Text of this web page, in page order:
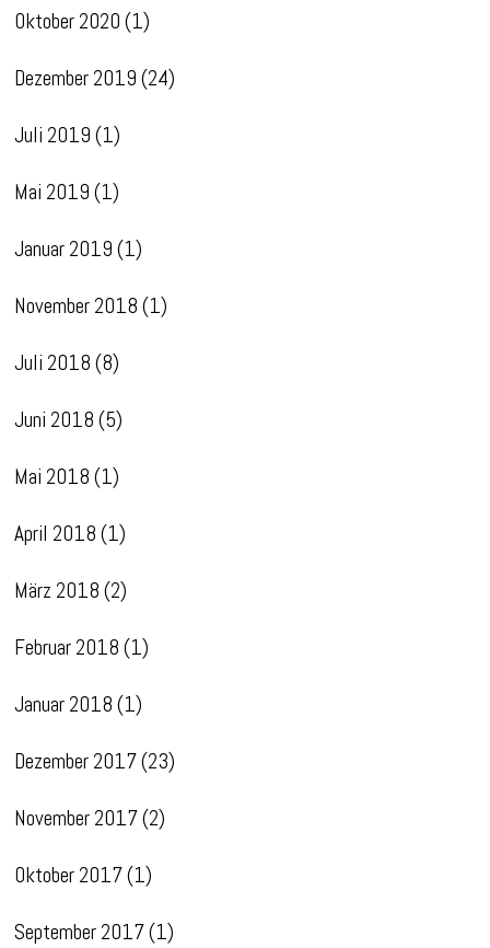
Oktober 2020 (1)
Dezember 2019 (24)
Juli 2019 (1)
Mai 2019 (1)
Januar 2019 (1)
November 2018 (1)
Juli 2018 (8)
Juni 2018 (5)
Mai 2018 (1)
April 2018 (1)
März 2018 (2)
Februar 2018 (1)
Januar 2018 (1)
Dezember 2017(23)
November 2017(2)
Oktober 2017(1)
September 2017(1)